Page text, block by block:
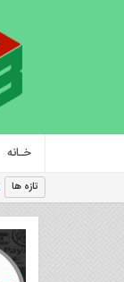
خـانه
تازه ها